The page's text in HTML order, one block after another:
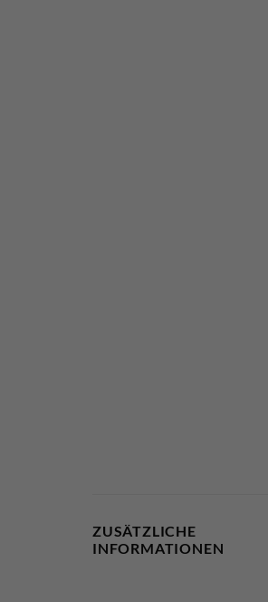
ZUSÄTZLICHE
INFORMATIONEN